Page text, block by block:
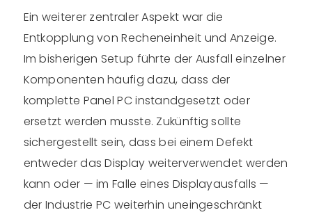
Ein weiterer zentraler Aspekt war die
Entkopplung von Recheneinheit und Anzeige.
Im bisherigen Setup führte der Ausfall einzelner
Komponenten häufig dazu, dass der
komplette Panel PC instandgesetzt oder
ersetzt werden musste. Zukünftig sollte
sichergestellt sein, dass bei einem Defekt
entweder das Display weiterverwendet werden
kann oder — im Falle eines Displayausfalls —
der Industrie PC weiterhin uneingeschränkt